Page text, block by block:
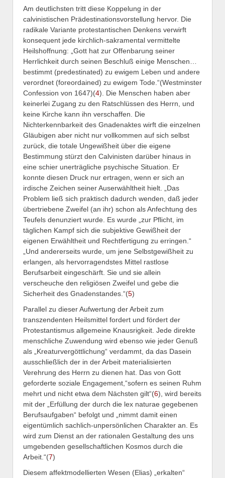
Am deutlichsten tritt diese Koppelung in der
calvinistischen Prädestinationsvorstellung hervor. Die
radikale Variante protestantischen Denkens verwirft
konsequent jede kirchlich-sakramental vermittelte
Heilshoffnung: „Gott hat zur Offenbarung seiner
Herrlichkeit durch seinen Beschluß einige Menschen…
bestimmt (predestinated) zu ewigem Leben und andere
verordnet (foreordained) zu ewigem Tode.“(Westminster
Confession von 1647)(4). Die Menschen haben aber
keinerlei Zugang zu den Ratschlüssen des Herrn, und
keine Kirche kann ihn verschaffen. Die
Nichterkennbarkeit des Gnadenaktes wirft die einzelnen
Gläubigen aber nicht nur vollkommen auf sich selbst
zurück, die totale Ungewißheit über die eigene
Bestimmung stürzt den Calvinisten darüber hinaus in
eine schier unerträgliche psychische Situation. Er
konnte diesen Druck nur ertragen, wenn er sich an
irdische Zeichen seiner Auserwähltheit hielt. „Das
Problem ließ sich praktisch dadurch wenden, daß jeder
übertriebene Zweifel (an ihr) schon als Anfechtung des
Teufels denunziert wurde. Es wurde „zur Pflicht, im
täglichen Kampf sich die subjektive Gewißheit der
eigenen Erwähltheit und Rechtfertigung zu erringen.“
„Und andererseits wurde, um jene Selbstgewißheit zu
erlangen, als hervorragendstes Mittel rastlose
Berufsarbeit eingeschärft. Sie und sie allein
verscheuche den religiösen Zweifel und gebe die
Sicherheit des Gnadenstandes.“(5)
Parallel zu dieser Aufwertung der Arbeit zum
transzendenten Heilsmittel fordert und fördert der
Protestantismus allgemeine Knausrigkeit. Jede direkte
menschliche Zuwendung wird ebenso wie jeder Genuß
als „Kreaturvergöttlichung“ verdammt, da das Dasein
ausschließlich der in der Arbeit materialisierten
Verehrung des Herrn zu dienen hat. Das von Gott
geforderte soziale Engagement,“sofern es seinen Ruhm
mehrt und nicht etwa dem Nächsten gilt“(6), wird bereits
mit der „Erfüllung der durch die lex naturae gegebenen
Berufsaufgaben“ befolgt und „nimmt damit einen
eigentümlich sachlich-unpersönlichen Charakter an. Es
wird zum Dienst an der rationalen Gestaltung des uns
umgebenden gesellschaftlichen Kosmos durch die
Arbeit.“(7)
Diesem affektmodellierten Wesen (Elias) „erkalten“